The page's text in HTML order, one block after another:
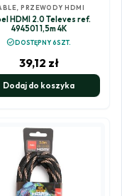
PRZEWODY HDMI
HDMI 2.0 Televes ref.
494501 1,5m 4K
check_circleDOSTĘPNY 6SZT.
39,12 zł
Dodaj do koszyka